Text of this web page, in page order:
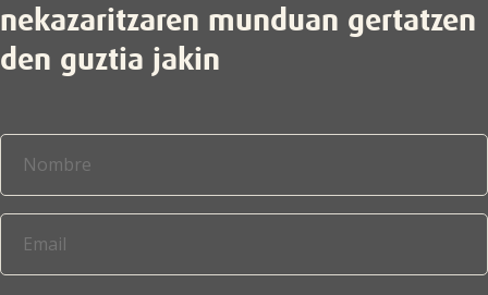
nekazaritzaren munduan gertatzen
den guztia jakin